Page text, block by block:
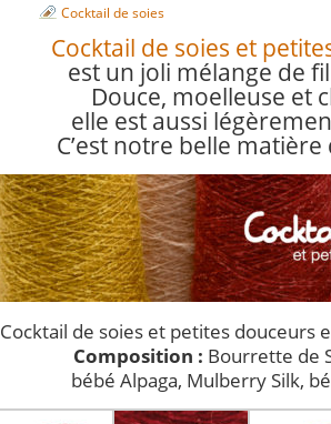
Cocktail de soies
Cocktail de soies et
est un joli mélange de
Douce, moelleuse et
elle est aussi
C’est notre belle matière
Cocktail de soies et petites douceurs
Composition : Bourrette de
bébé Alpaga, Mulberry Silk,